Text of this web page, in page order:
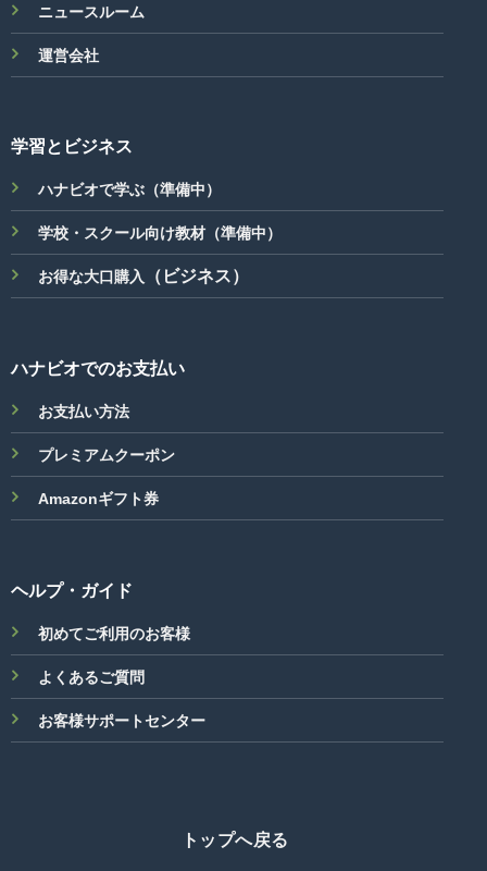
ニュースルーム
運営会社
学習とビジネス
ハナビオで学ぶ（準備中）
学校・スクール向け教材（準備中）
お得な大口購入 （ビジネス）
ハナビオでのお支払い
お支払い方法
プレミアムクーポン
Amazonギフト券
ヘルプ・ガイド
初めてご利用のお客様
よくあるご質問
お客様サポートセンター
トップへ戻る